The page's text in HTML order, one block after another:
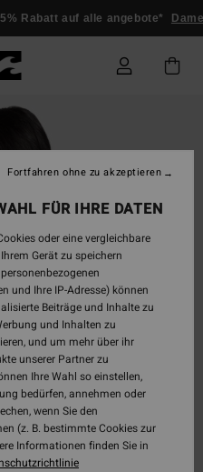
Rabatt auf alle angebote* Damen
FÜR IHRE DATEN
oder eine vergleichbare
Gerät zu speichern
und Ihre IP-Adresse) können
Beiträge und Inhalte zu
und Inhalten zu
und um mehr über ihr
unserer Partner zu
Ihre Wahl so einstellen,
bedürfen, annehmen oder
wenn Sie den
(z. B. bestimmte Cookies zur
Informationen finden Sie in
Fortfahren ohne zu akzeptieren